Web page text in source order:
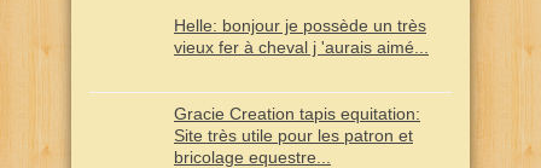
Helle: bonjour je possède un très
vieux fer à cheval j 'aurais aimé...
Gracie Creation tapis equitation:
Site très utile pour les patron et
bricolage equestre...